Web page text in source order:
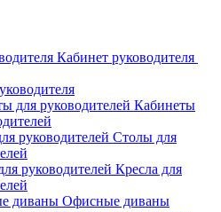
Кабинет руководителя
Кабинеты
Столы для
Кресла для
Офисные диваны